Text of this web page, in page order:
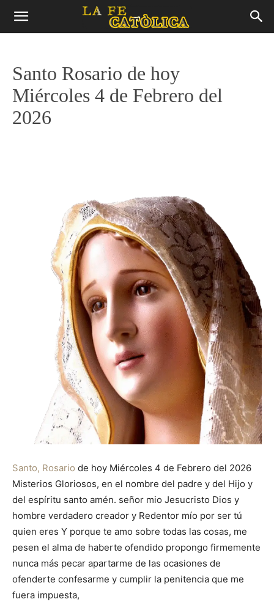
Santo Rosario de hoy
Miércoles 4 de Febrero del
2026
Santo, Rosario de hoy Miércoles 4 de Febrero del 2026
Misterios Gloriosos, en el nombre del padre y del Hijo y
del espíritu santo amén. señor mio Jesucristo Dios y
hombre verdadero creador y Redentor mío por ser tú
quien eres Y porque te amo sobre todas las cosas, me
pesen el alma de haberte ofendido propongo firmemente
nunca más pecar apartarme de las ocasiones de
ofenderte confesarme y cumplir la penitencia que me
fuera impuesta,